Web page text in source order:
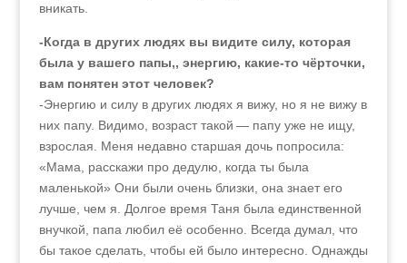
вникать.
-Когда в других людях вы видите силу, которая
была у вашего папы,, энергию, какие-то чёрточки,
вам понятен этот человек?
-Энергию и силу в других людях я вижу, но я не вижу в
них папу. Видимо, возраст такой — папу уже не ищу,
взрослая. Меня недавно старшая дочь попросила:
«Мама, расскажи про дедулю, когда ты была
маленькой» Они были очень близки, она знает его
лучше, чем я. Долгое время Таня была единственной
внучкой, папа любил её особенно. Всегда думал, что
бы такое сделать, чтобы ей было интересно. Однажды